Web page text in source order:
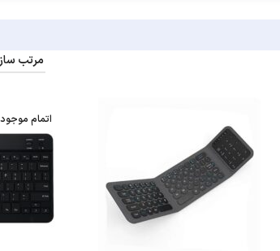
اتمام